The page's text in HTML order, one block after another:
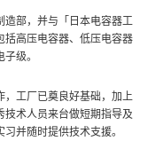
造部，并与「日本电容器工
括高压电容器、低压电容器
级。
，工厂已奠良好基础，加上
技术人员来台做短期指导及
并随时提供技术支援。